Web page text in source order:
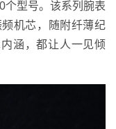
个型号。该系列腕表
机芯，随附纤薄纪
涵，都让人一见倾